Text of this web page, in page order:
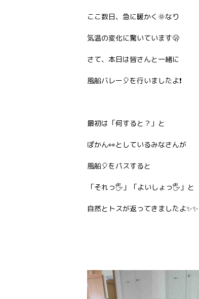
ここ数日、急に暖かく🌞なり
気温の変化に驚いています🫢
さて、本日は皆さんと一緒に
風船バレー🎈を行いましたよ❗
最初は「何すると？」と
ぽかん👀としているみなさんが
風船🎈をパスすると
「それっ🖐️」「よいしょっ🖐️」と
自然とトスが返ってきましたよ✨✨